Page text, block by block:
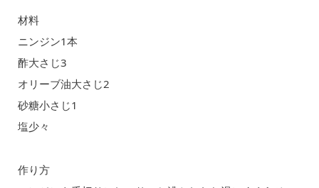
材料
ニンジン1本
酢大さじ3
オリーブ油大さじ2
砂糖小さじ1
塩少々
作り方